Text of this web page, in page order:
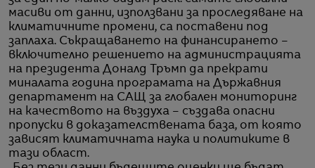
масиви от данни, използвани за проследяване на
климатичните промени, са поставени под
заплаха. Съкращаването на финансирането –
включително решението на администрацията
на президента Доналд Тръмп да прекрати
миналата година програмата на Държавния
департамент на САЩ за глобален мониторинг
на качеството на въздуха – създава опасни
пропуски в доказателствената база, от която
зависят климатичната наука и политиките в
тази област.